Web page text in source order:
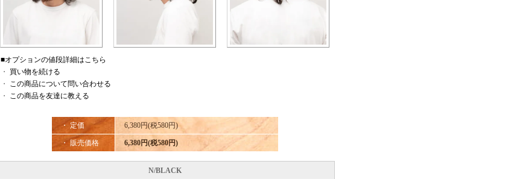
■オプションの値段詳細はこちら
・ 買い物を続ける
・ この商品について問い合わせる
・ この商品を友達に教える
・ 定価 6,380円(税580円)
・ 販売価格 6,380円(税580円)
N/BLACK